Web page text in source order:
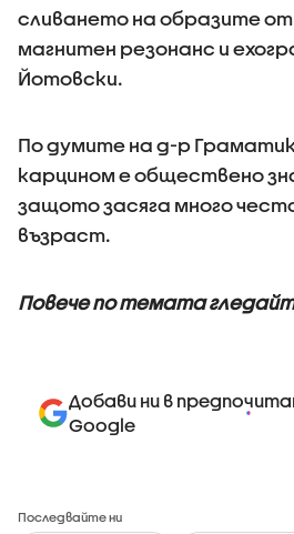
сливането на образите
магнитен резонанс и
Йотовски.
По думите на д-р
карцином е обществено
защото засяга много
възраст.
Повече по темата
Добави ни в
Google
Последвайте ни